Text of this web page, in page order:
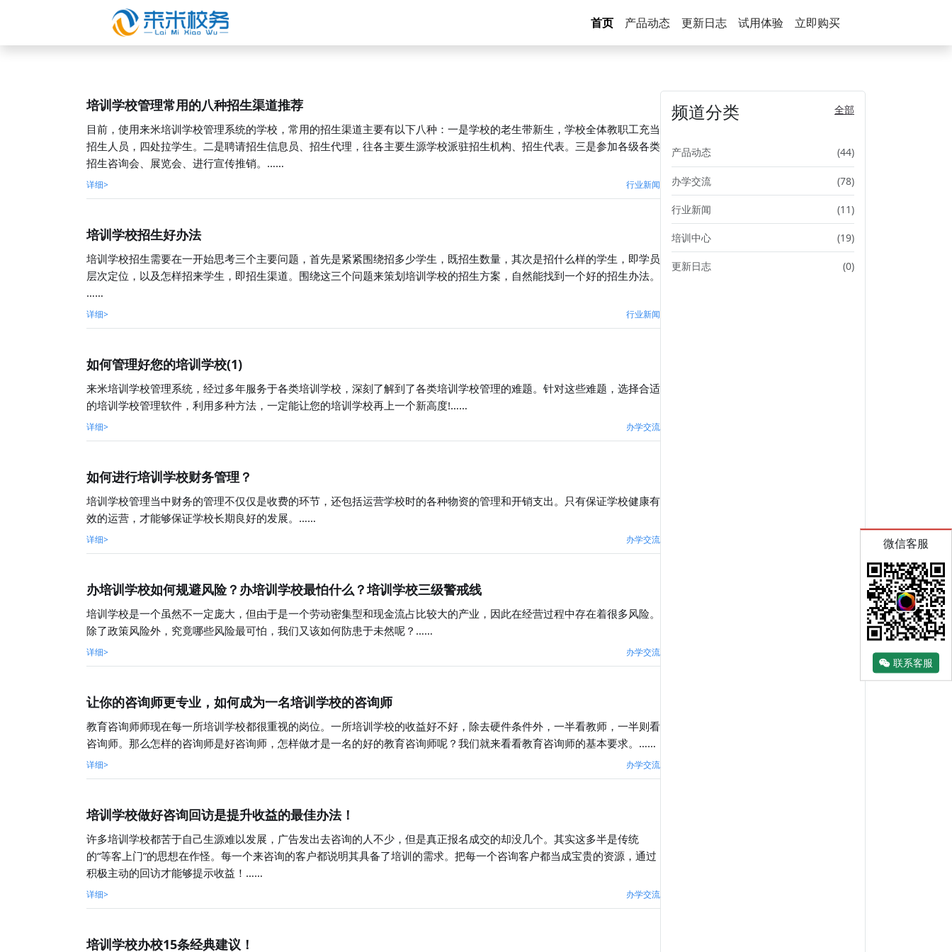
首页 产品动态 更新日志 试用体验 立即购买
培训学校管理常用的八种招生渠道推荐
目前，使用来米培训学校管理系统的学校，常用的招生渠道主要有以下八种：一是学校的老生带新生，学校全体教职工充当
招生人员，四处拉学生。二是聘请招生信息员、招生代理，往各主要生源学校派驻招生机构、招生代表。三是参加各级各类
招生咨询会、展览会、进行宣传推销。……
详细> 行业新闻
培训学校招生好办法
培训学校招生需要在一开始思考三个主要问题，首先是紧紧围绕招多少学生，既招生数量，其次是招什么样的学生，即学员
层次定位，以及怎样招来学生，即招生渠道。围绕这三个问题来策划培训学校的招生方案，自然能找到一个好的招生办法。
……
详细> 行业新闻
如何管理好您的培训学校(1)
来米培训学校管理系统，经过多年服务于各类培训学校，深刻了解到了各类培训学校管理的难题。针对这些难题，选择合适
的培训学校管理软件，利用多种方法，一定能让您的培训学校再上一个新高度!……
详细> 办学交流
如何进行培训学校财务管理？
培训学校管理当中财务的管理不仅仅是收费的环节，还包括运营学校时的各种物资的管理和开销支出。只有保证学校健康有
效的运营，才能够保证学校长期良好的发展。……
详细> 办学交流
办培训学校如何规避风险？办培训学校最怕什么？培训学校三级警戒线
培训学校是一个虽然不一定庞大，但由于是一个劳动密集型和现金流占比较大的产业，因此在经营过程中存在着很多风险。
除了政策风险外，究竟哪些风险最可怕，我们又该如何防患于未然呢？……
详细> 办学交流
让你的咨询师更专业，如何成为一名培训学校的咨询师
教育咨询师师现在每一所培训学校都很重视的岗位。一所培训学校的收益好不好，除去硬件条件外，一半看教师，一半则看
咨询师。那么怎样的咨询师是好咨询师，怎样做才是一名的好的教育咨询师呢？我们就来看看教育咨询师的基本要求。……
详细> 办学交流
培训学校做好咨询回访是提升收益的最佳办法！
许多培训学校都苦于自己生源难以发展，广告发出去咨询的人不少，但是真正报名成交的却没几个。其实这多半是传统
的“等客上门”的思想在作怪。每一个来咨询的客户都说明其具备了培训的需求。把每一个咨询客户都当成宝贵的资源，通过
积极主动的回访才能够提示收益！……
详细> 办学交流
培训学校办校15条经典建议！
频道分类 全部
(44)
产品动态
(78)
办学交流
(11)
行业新闻
(19)
培训中心
(0)
更新日志
微信客服
联系客服